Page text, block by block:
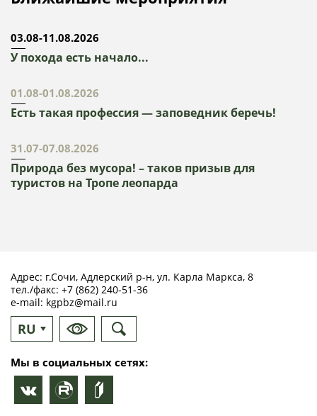
03.08-11.08.2026
У похода есть начало...
01.08-01.08.2026
Есть такая профессия — заповедник беречь!
31.07-07.08.2026
Природа без мусора! – таков призыв для
туристов на Тропе леопарда
Адрес: г.Сочи, Адлерский р-н, ул. Карла Маркса, 8
тел./факс: +7 (862) 240-51-36
e-mail: kgpbz@mail.ru
RU
EN
Мы в социальных сетях: